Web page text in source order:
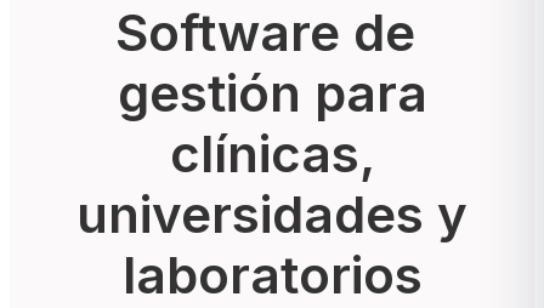
Software de
gestión para
clínicas,
universidades y
laboratorios